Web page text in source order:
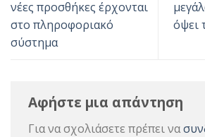
νέες προσθήκες έρχονται
στο πληροφοριακό
σύστημα
όψει
Αφήστε μια απάντηση
Για να σχολιάσετε πρέπει να